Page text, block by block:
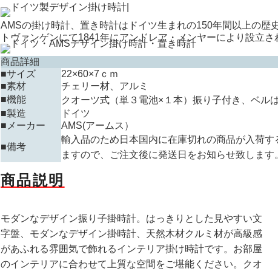
AMSの掛け時計、置き時計はドイツ生まれの150年間以上の
トヴァンゲンにて1841年にアンドレア・メンヤーにより設立
商品詳細
■サイズ
22×60×7ｃｍ
■素材
チェリー材、アルミ
■機能
クオーツ式（単３電池×１本）振り子付き、ベル
■製造
ドイツ
■メーカー
AMS(アームス）
■備考
輸入品のため日本国内に在庫切れの商品が入荷
ますので、ご注文後に発送日をお知らせ致しま
商品説明
モダンなデザイン振り子掛時計。はっきりとした見やすい文
字盤、モダンなデザイン掛時計、天然木材クルミ材が高級感
があふれる雰囲気で飾れるインテリア掛け時計です。お部屋
のインテリアに合わせて上質な空間をご堪能ください。クオ